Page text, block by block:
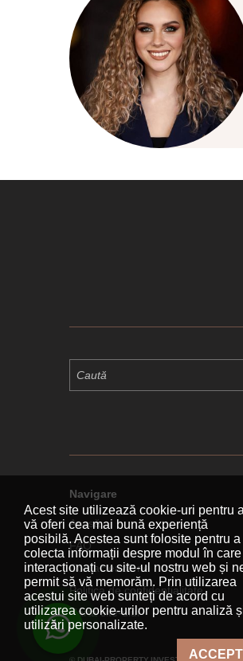
Navigare
Acasă
FAQ
Contactează-ne
Politica de confidențialitate
Harta site-ului
Acest site utilizează cookie-uri pentru a
vă oferi cea mai bună experiență
posibilă. Acestea sunt folosite pentru a
colecta informații despre modul în care
interacționați cu site-ul nostru web și
permit să vă memorăm. Prin utilizarea
acestui site web sunteți de acord cu
utilizarea cookie-urilor pentru analiză
utilizări personalizate.
ACCEPT